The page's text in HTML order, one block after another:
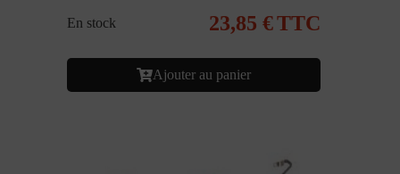
En stock 23,85 €TTC
Ajouter au panier